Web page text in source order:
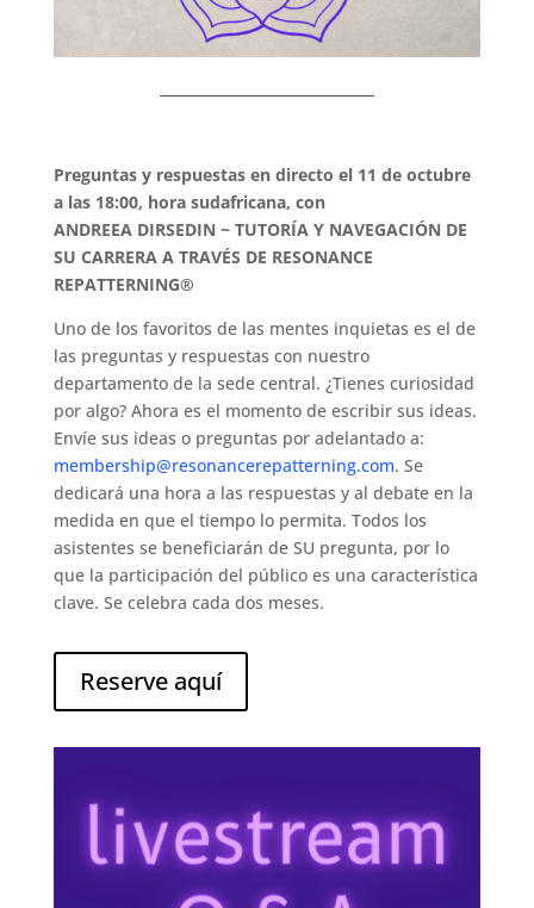
Preguntas y respuestas en directo el 11 de octubre
a las 18:00, hora sudafricana, con
ANDREEA DIRSEDIN ~ TUTORÍA Y NAVEGACIÓN DE
SU CARRERA A TRAVÉS DE RESONANCE
REPATTERNING®
Uno de los favoritos de las mentes inquietas es el de
las preguntas y respuestas con nuestro
departamento de la sede central. ¿Tienes curiosidad
por algo? Ahora es el momento de escribir sus ideas.
Envíe sus ideas o preguntas por adelantado a:
membership@resonancerepatterning.com. Se
dedicará una hora a las respuestas y al debate en la
medida en que el tiempo lo permita. Todos los
asistentes se beneficiarán de SU pregunta, por lo
que la participación del público es una característica
clave. Se celebra cada dos meses.
Reserve aquí